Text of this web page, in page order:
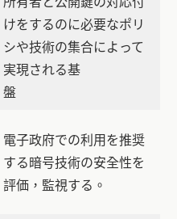
けをするのに必要なポリ
シや技術の集合によって
実現される基
盤
電子政府での利用を推奨
する暗号技術の安全性を
評価，監視する。